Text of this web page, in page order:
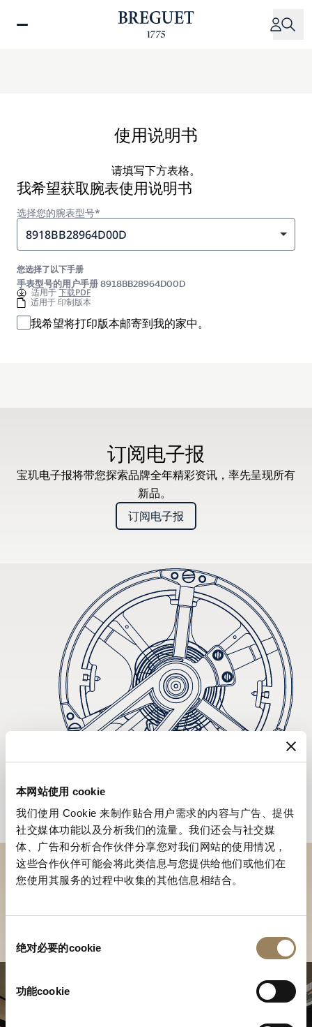
本网站使用 cookie
我们使用 Cookie 来制作贴合用户需求的内容与广告、提供
社交媒体功能以及分析我们的流量。我们还会与社交媒
体、广告和分析合作伙伴分享您对我们网站的使用情况，
这些合作伙伴可能会将此类信息与您提供给他们或他们在
您使用其服务的过程中收集的其他信息相结合。
绝对必要的cookie
功能cookie
使用说明书
请填写下方表格。
我希望获取腕表使用说明书
选择您的腕表型号*
8918BB28964D00D
您选择了以下手册
手表型号的用户手册 8918BB28964D00D
适用于下载PDF
适用于 印制版本
我希望将打印版本邮寄到我的家中。
订阅电子报
宝玑电子报将带您探索品牌全年精彩资讯，率先呈现所有
新品。
订阅电子报
到访精品店探索品牌系列
寻找精品店